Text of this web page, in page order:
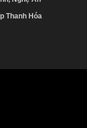
Thanh Hóa